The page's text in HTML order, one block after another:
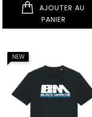
PANIER
NEUF